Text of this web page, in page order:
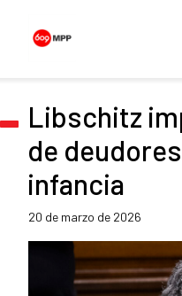
Libschitz
de
infancia
20 de marzo de 2026